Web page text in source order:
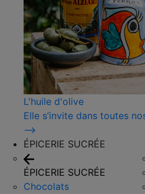
L'huile d'olive
Elle s’invite dans toutes
⟶
ÉPICERIE SUCRÉE
ÉPICERIE SUCRÉE
Chocolats